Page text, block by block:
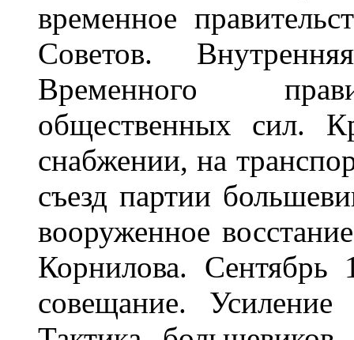
временное
Советов.
Временного
общественных сил.
снабжении, на
съезд партии
вооруженное
Корнилова. Сентябрь
совещание. Усиление